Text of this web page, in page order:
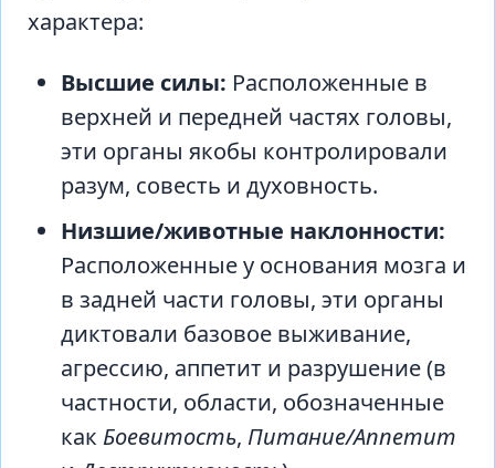
характера:
Высшие силы: Расположенные в
верхней и передней частях головы,
эти органы якобы контролировали
разум, совесть и духовность.
Низшие/животные наклонности:
Расположенные у основания мозга и
в задней части головы, эти органы
диктовали базовое выживание,
агрессию, аппетит и разрушение (в
частности, области, обозначенные
как Боевитость, Питание/Аппетит